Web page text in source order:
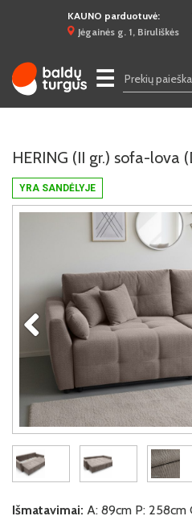
KAUNO parduotuvė:
Jėgainės g. 1, Biruliškės
☰
YRA SANDĖLYJE
HERING (II gr.) sofa-lova
Išmatavimai: A: 89cm P: 258cm